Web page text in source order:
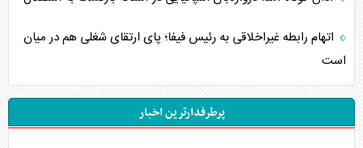
اتهام رابطه غیراخلاقی به رئیس فیفا؛ پای ارتقای شغلی هم در میان
است
پرطرفدارترین اخبار